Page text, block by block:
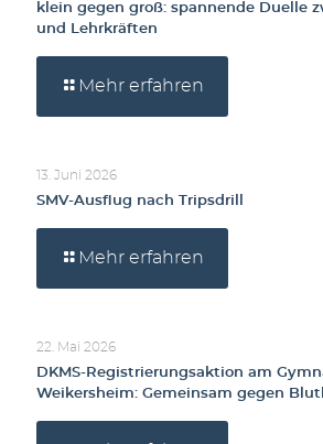
klein gegen groß: spannende Duelle
und Lehrkräften
Mehr erfahren
13. Juni 2026
SMV-Ausflug nach Tripsdrill
Mehr erfahren
22. Mai 2026
DKMS-Registrierungsaktion am
Weikersheim: Gemeinsam gegen